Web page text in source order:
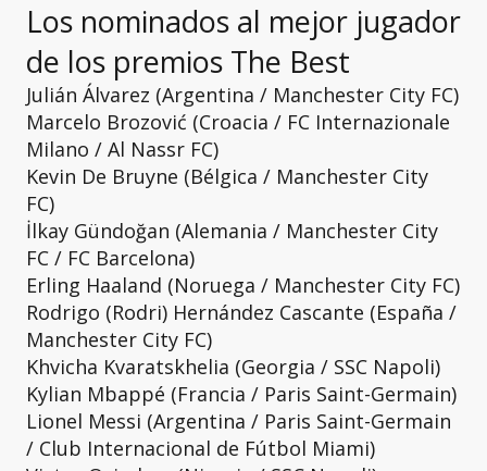
Los nominados al mejor jugador
de los premios The Best
Julián Álvarez (Argentina / Manchester City FC)
Marcelo Brozović (Croacia / FC Internazionale
Milano / Al Nassr FC)
Kevin De Bruyne (Bélgica / Manchester City
FC)
İlkay Gündoğan (Alemania / Manchester City
FC / FC Barcelona)
Erling Haaland (Noruega / Manchester City FC)
Rodrigo (Rodri) Hernández Cascante (España /
Manchester City FC)
Khvicha Kvaratskhelia (Georgia / SSC Napoli)
Kylian Mbappé (Francia / Paris Saint-Germain)
Lionel Messi (Argentina / Paris Saint-Germain
/ Club Internacional de Fútbol Miami)